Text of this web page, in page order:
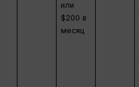
или
$200 в
месяц